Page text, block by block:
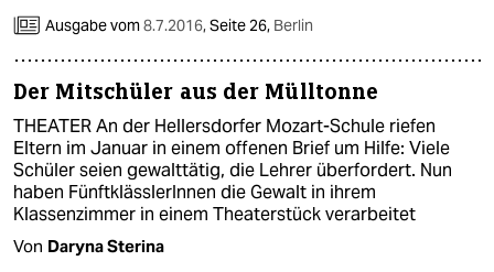
Ausgabe vom8.7.2016,Seite 26, Berlin
Der Mitschüler aus der Mülltonne
THEATER An der Hellersdorfer Mozart-Schule riefen
Eltern im Januar in einem offenen Brief um Hilfe: Viele
Schüler seien gewalttätig, die Lehrer überfordert. Nun
haben FünftklässlerInnen die Gewalt in ihrem
Klassenzimmer in einem Theaterstück verarbeitet
Von Daryna Sterina